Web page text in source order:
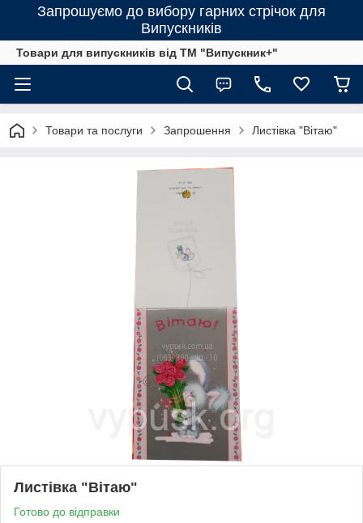
Запрошуємо до вибору гарних стрічок для
Випускників
Товари для випускників від ТМ "Випускник+"
Товари та послуги Запрошення Листівка "Вітаю"
Листівка "Вітаю"
Готово до відправки